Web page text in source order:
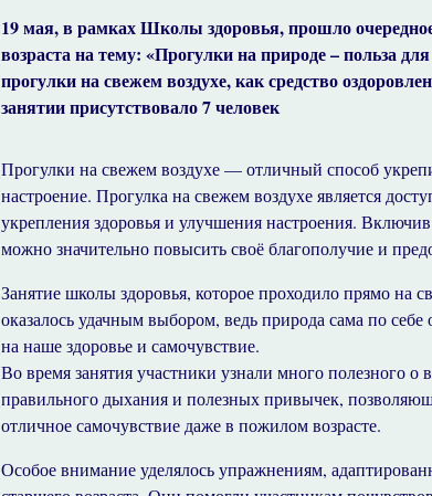
19 мая, в рамках Школы здоровья, прошло
возраста на тему: «Прогулки на природе – польза
прогулки на свежем воздухе, как средство
занятии присутствовало 7 человек
Прогулки на свежем воздухе — отличный способ
настроение. Прогулка на свежем воздухе является
укрепления здоровья и улучшения настроения.
можно значительно повысить своё благополучие и
Занятие школы здоровья, которое проходило прямо на
оказалось удачным выбором, ведь природа сама по себе
на наше здоровье и самочувствие.
Во время занятия участники узнали много полезного о
правильного дыхания и полезных привычек,
отличное самочувствие даже в пожилом возрасте.
Особое внимание уделялось упражнениям,